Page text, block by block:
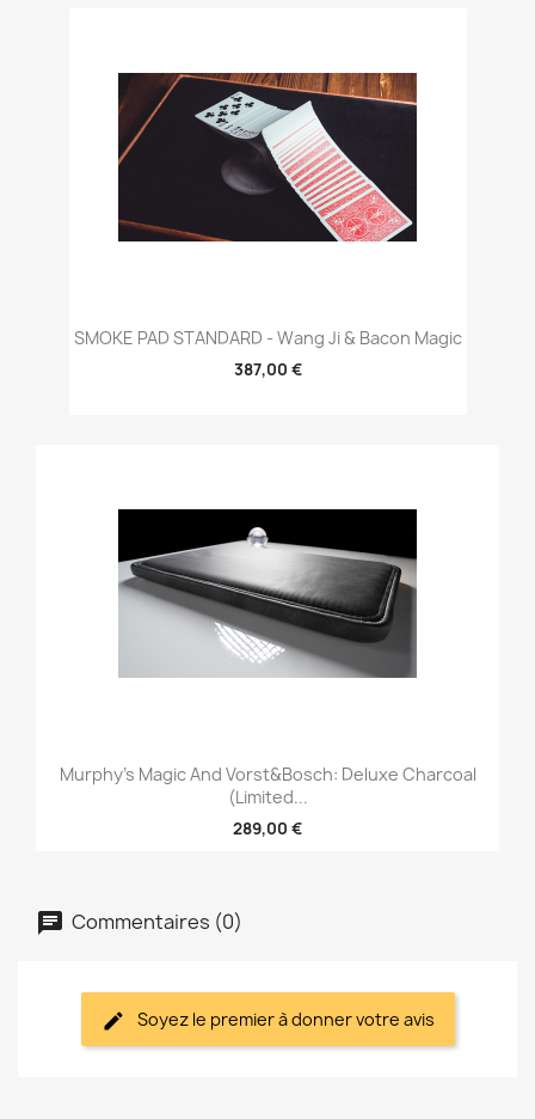
SMOKE PAD STANDARD - Wang Ji & Bacon Magic
387,00 €
Murphy's Magic And Vorst&Bosch: Deluxe Charcoal
(Limited...
289,00 €
Commentaires (0)
Soyez le premier à donner votre avis